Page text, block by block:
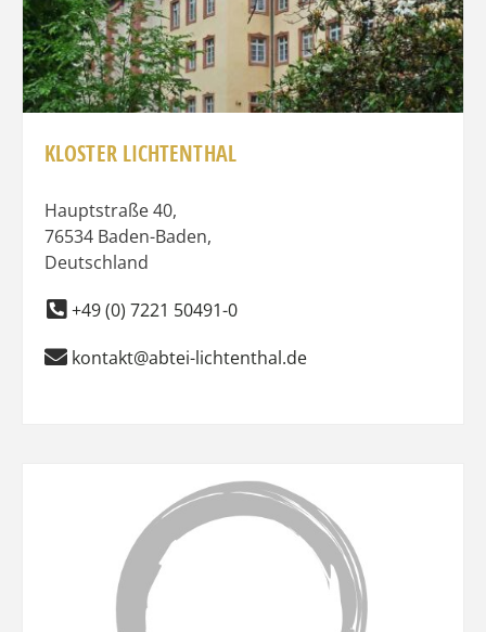
KLOSTER LICHTENTHAL
Hauptstraße 40,
76534 Baden-Baden,
Deutschland
+49 (0) 7221 50491-0
kontakt@abtei-lichtenthal.de